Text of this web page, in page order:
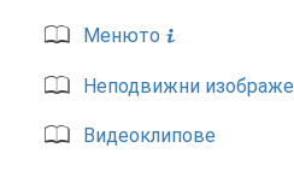
Менюто i
Неподвижни
Видеоклипове